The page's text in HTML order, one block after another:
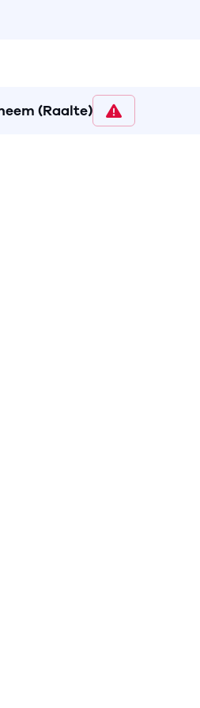
(Raalte)